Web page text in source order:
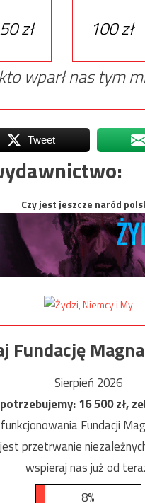
50 zł 100 zł
wparł nas tym
Tweet
Czy jest jeszcze naród
Fundację
Sierpień 2026
16 500zł,
Fundacji
przetrwanie
wspieraj nas już od
8%